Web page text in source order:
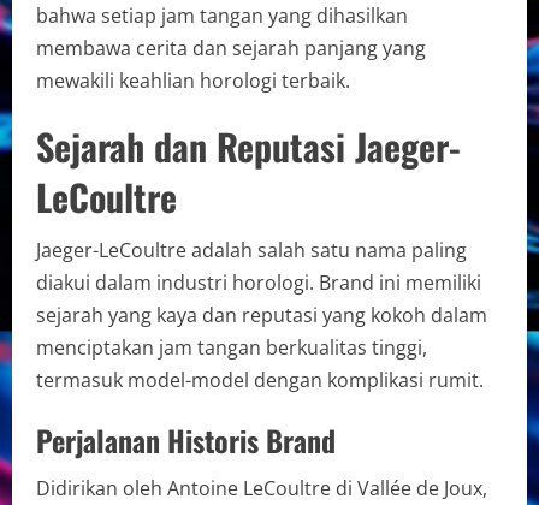
bahwa setiap jam tangan yang dihasilkan
membawa cerita dan sejarah panjang yang
mewakili keahlian horologi terbaik.
Sejarah dan Reputasi Jaeger-
LeCoultre
Jaeger-LeCoultre adalah salah satu nama paling
diakui dalam industri horologi. Brand ini memiliki
sejarah yang kaya dan reputasi yang kokoh dalam
menciptakan jam tangan berkualitas tinggi,
termasuk model-model dengan komplikasi rumit.
Perjalanan Historis Brand
Didirikan oleh Antoine LeCoultre di Vallée de Joux,